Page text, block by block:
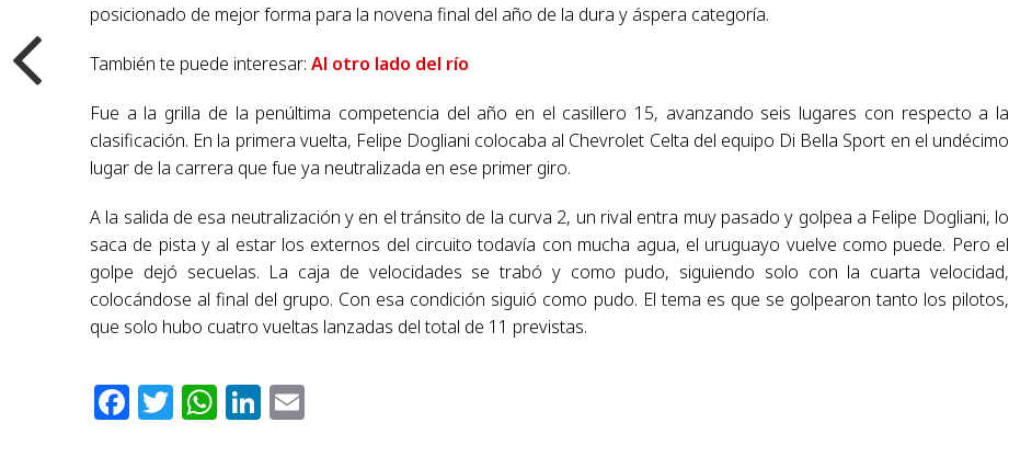
posicionado de mejor forma para la novena final del año de la dura y áspera categoría.
También te puede interesar:Al otro lado del río
Fue a la grilla de la penúltima competencia del año en el casillero 15, avanzando seis lugares con respecto a la
clasificación. En la primera vuelta, Felipe Dogliani colocaba al Chevrolet Celta del equipo Di Bella Sport en el undécimo
lugar de la carrera que fue ya neutralizada en ese primer giro.
A la salida de esa neutralización y en el tránsito de la curva 2, un rival entra muy pasado y golpea a Felipe Dogliani, lo
saca de pista y al estar los externos del circuito todavía con mucha agua, el uruguayo vuelve como puede. Pero el
golpe dejó secuelas. La caja de velocidades se trabó y como pudo, siguiendo solo con la cuarta velocidad,
colocándose al final del grupo. Con esa condición siguió como pudo. El tema es que se golpearon tanto los pilotos,
que solo hubo cuatro vueltas lanzadas del total de 11 previstas.
Facebook
Twitter
WhatsApp
LinkedIn